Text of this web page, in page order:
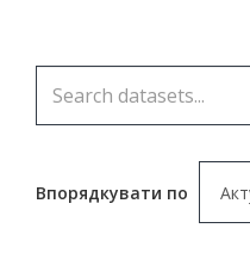
Впорядкувати по